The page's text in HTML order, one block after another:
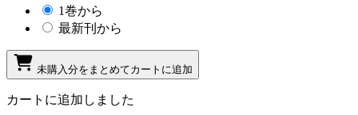
1巻から
最新刊から
未購入分をまとめてカートに追加
カートに追加しました